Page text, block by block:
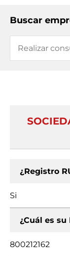
Buscar
¿Registro
Si
¿Cuál es su
800212162